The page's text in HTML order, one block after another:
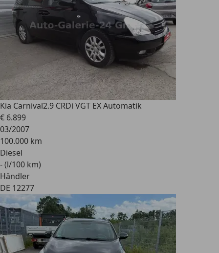
Kia Carnival2.9 CRDi VGT EX Automatik
€ 6.899
03/2007
100.000 km
Diesel
- (l/100 km)
Händler
DE 12277